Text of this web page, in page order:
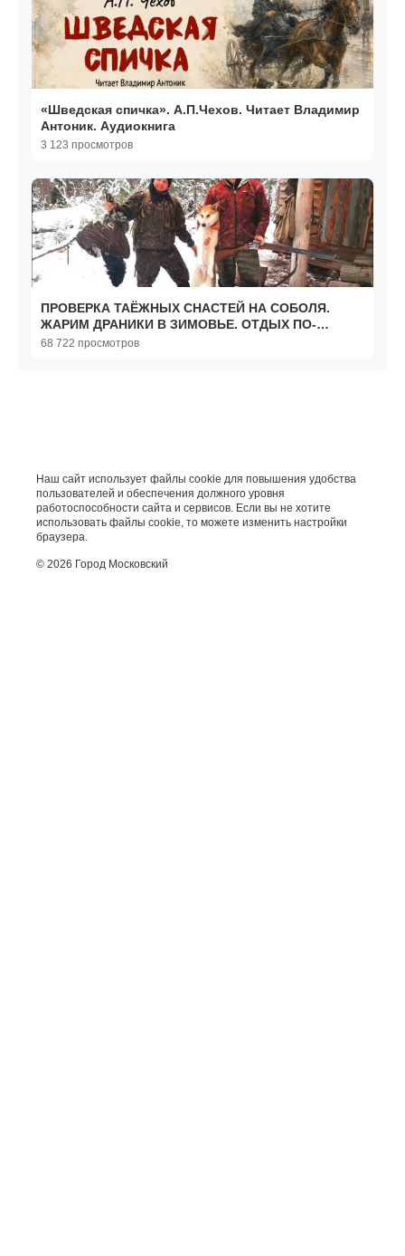
«Шведская спичка». А.П.Чехов. Читает Владимир
Антоник. Аудиокнига
3 123 просмотров
ПРОВЕРКА ТАЁЖНЫХ СНАСТЕЙ НА СОБОЛЯ.
ЖАРИМ ДРАНИКИ В ЗИМОВЬЕ. ОТДЫХ ПО-
СИБИРСКИ.
68 722 просмотров
Наш сайт использует файлы cookie для повышения удобства
пользователей и обеспечения должного уровня
работоспособности сайта и сервисов. Если вы не хотите
использовать файлы cookie, то можете изменить настройки
браузера.
© 2026 Город Московский